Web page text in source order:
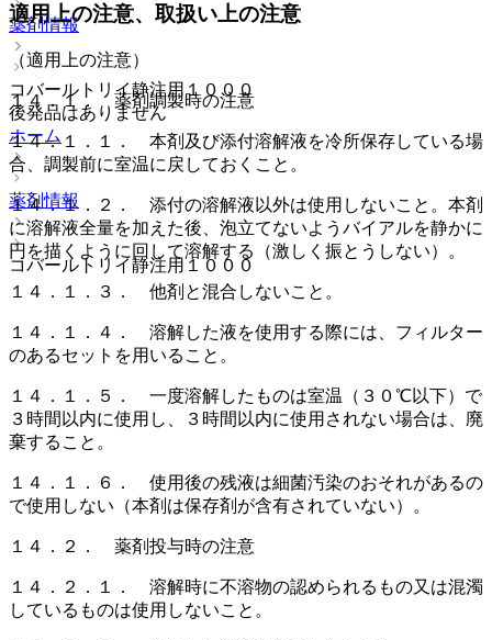
薬剤情報
コバールトリイ静注用１０００
後発品はありません
ホーム
薬剤情報
コバールトリイ静注用１０００
適用上の注意、取扱い上の注意
（適用上の注意）
１４．１． 薬剤調製時の注意
１４．１．１． 本剤及び添付溶解液を冷所保存している場
合、調製前に室温に戻しておくこと。
１４．１．２． 添付の溶解液以外は使用しないこと。本剤
に溶解液全量を加えた後、泡立てないようバイアルを静かに
円を描くように回して溶解する（激しく振とうしない）。
１４．１．３． 他剤と混合しないこと。
１４．１．４． 溶解した液を使用する際には、フィルター
のあるセットを用いること。
１４．１．５． 一度溶解したものは室温（３０℃以下）で
３時間以内に使用し、３時間以内に使用されない場合は、廃
棄すること。
１４．１．６． 使用後の残液は細菌汚染のおそれがあるの
で使用しない（本剤は保存剤が含有されていない）。
１４．２． 薬剤投与時の注意
１４．２．１． 溶解時に不溶物の認められるもの又は混濁
しているものは使用しないこと。